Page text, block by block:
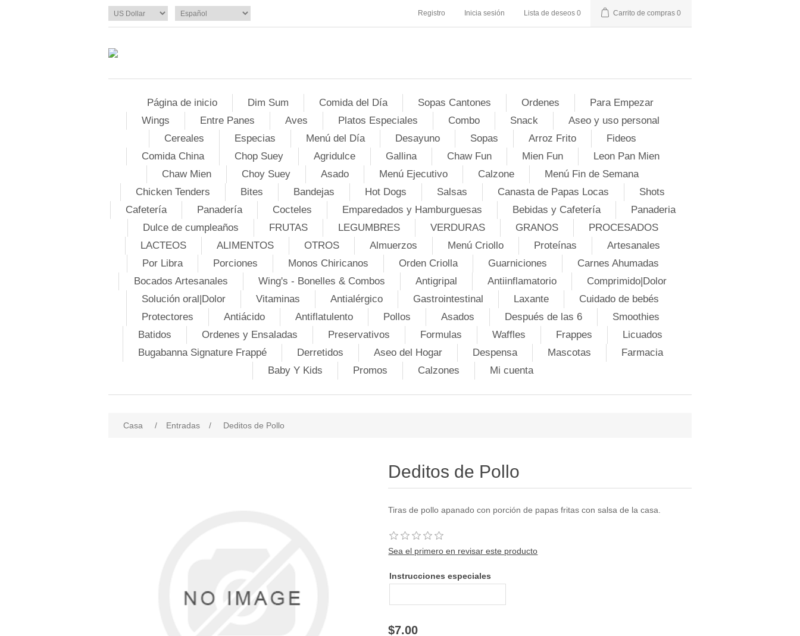
Registro Inicia sesión Lista de deseos 0 Carrito de compras 0
Página de inicio Dim Sum Comida del Día Sopas Cantones Ordenes
Para Empezar
Wings
Entre Panes Aves Platos Especiales Combo Snack
Aseo y uso personal
Cereales
Especias Menú del Día Desayuno Sopas Arroz Frito
Fideos
Comida China
Chop Suey Agridulce Gallina Chaw Fun Mien Fun
Leon Pan Mien
Chaw Mien
Choy Suey Asado Menú Ejecutivo Calzone
Menú Fin de Semana
Chicken Tenders
Bites Bandejas Hot Dogs Salsas Canasta de Papas Locas
Shots
Cafetería
Panadería Cocteles Emparedados y Hamburguesas Bebidas y Cafetería
Panaderia
Dulce de cumpleaños
FRUTAS LEGUMBRES VERDURAS GRANOS
PROCESADOS
LACTEOS
ALIMENTOS OTROS Almuerzos Menú Criollo Proteínas
Artesanales
Por Libra
Porciones Monos Chiricanos Orden Criolla Guarniciones
Carnes Ahumadas
Bocados Artesanales
Wing's - Bonelles & Combos Antigripal Antiinflamatorio
Comprimido|Dolor
Solución oral|Dolor
Vitaminas Antialérgico Gastrointestinal Laxante
Cuidado de bebés
Protectores
Antiácido Antiflatulento Pollos Asados Después de las 6
Smoothies
Batidos
Ordenes y Ensaladas Preservativos Formulas Waffles Frappes
Licuados
Bugabanna Signature Frappé
Derretidos Aseo del Hogar Despensa Mascotas
Farmacia
Baby Y Kids
Promos Calzones Mi cuenta
Casa / Entradas / Deditos de Pollo
Deditos de Pollo
Tiras de pollo apanado con porción de papas fritas con salsa de la casa.
Sea el primero en revisar este producto
Instrucciones especiales
$7.00